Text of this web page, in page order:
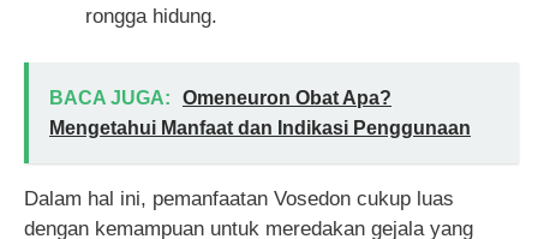
rongga hidung.
BACA JUGA:
Omeneuron Obat Apa?
Mengetahui Manfaat dan Indikasi Penggunaan
Dalam hal ini, pemanfaatan Vosedon cukup luas
dengan kemampuan untuk meredakan gejala yang